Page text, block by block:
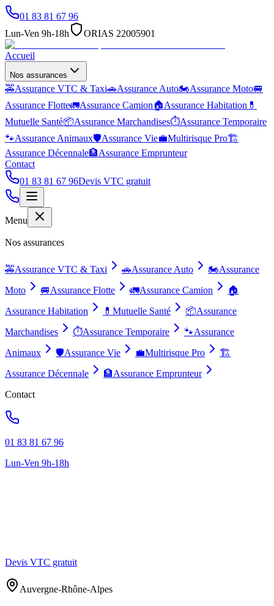
01 83 81 67 96
Lun-Ven 9h-18h
ORIAS 22005901
Accueil
Nos assurances
🚕Assurance VTC & Taxi🚗Assurance Auto🏍️Assurance Moto🚐
Assurance Flotte🚛Assurance Camion🏠Assurance Habitation 💊
Mutuelle Santé📦Assurance Marchandises⏱️Assurance Temporaire
🐾Assurance Animaux🛡️Assurance Vie💼Multirisque Pro🏗️
Assurance Décennale🏦Assurance Emprunteur
Contact
01 83 81 67 96Devis VTC gratuit
Menu
Nos assurances
🚕Assurance VTC & Taxi 🚗Assurance Auto 🏍️Assurance
Moto
🚐Assurance Flotte 🚛Assurance Camion
🏠
Assurance Habitation
💊 Mutuelle Santé 📦Assurance
Marchandises
⏱️Assurance Temporaire 🐾Assurance
Animaux
🛡️Assurance Vie 💼Multirisque Pro
🏗️
Assurance Décennale
🏦Assurance Emprunteur
Contact
01 83 81 67 96
Lun-Ven 9h-18h
Devis VTC gratuit
Auvergne-Rhône-Alpes